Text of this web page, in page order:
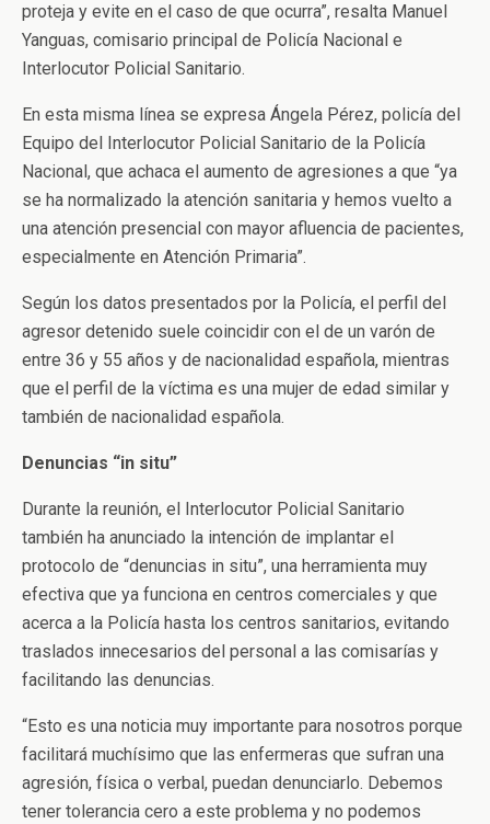
proteja y evite en el caso de que ocurra”, resalta Manuel
Yanguas, comisario principal de Policía Nacional e
Interlocutor Policial Sanitario.
En esta misma línea se expresa Ángela Pérez, policía del
Equipo del Interlocutor Policial Sanitario de la Policía
Nacional, que achaca el aumento de agresiones a que “ya
se ha normalizado la atención sanitaria y hemos vuelto a
una atención presencial con mayor afluencia de pacientes,
especialmente en Atención Primaria”.
Según los datos presentados por la Policía, el perfil del
agresor detenido suele coincidir con el de un varón de
entre 36 y 55 años y de nacionalidad española, mientras
que el perfil de la víctima es una mujer de edad similar y
también de nacionalidad española.
Denuncias “in situ”
Durante la reunión, el Interlocutor Policial Sanitario
también ha anunciado la intención de implantar el
protocolo de “denuncias in situ”, una herramienta muy
efectiva que ya funciona en centros comerciales y que
acerca a la Policía hasta los centros sanitarios, evitando
traslados innecesarios del personal a las comisarías y
facilitando las denuncias.
“Esto es una noticia muy importante para nosotros porque
facilitará muchísimo que las enfermeras que sufran una
agresión, física o verbal, puedan denunciarlo. Debemos
tener tolerancia cero a este problema y no podemos